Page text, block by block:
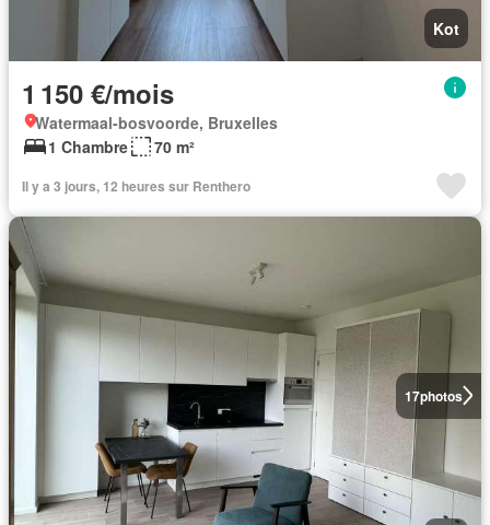
Kot
1 150 €/mois
Watermaal-bosvoorde, Bruxelles
1 Chambre
70 m²
Il y a 3 jours, 12 heures sur Renthero
17photos